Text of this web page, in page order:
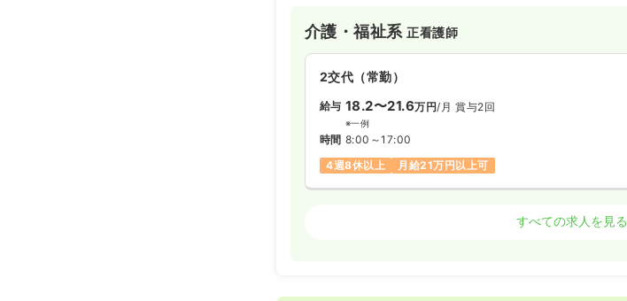
介護・福祉系正看護師
2交代（常勤）
給与 18.2〜21.6万円/月 賞与2回
※一例
時間 8:00～17:00
4週8休以上
月給21万円以上可
すべての求人を見る